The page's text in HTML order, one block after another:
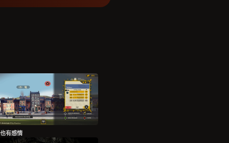
有感情